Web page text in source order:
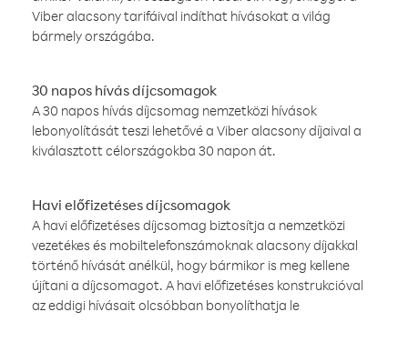
Viber alacsony tarifáival indíthat hívásokat a világ
bármely országába.
30 napos hívás díjcsomagok
A 30 napos hívás díjcsomag nemzetközi hívások
lebonyolítását teszi lehetővé a Viber alacsony díjaival a
kiválasztott célországokba 30 napon át.
Havi előfizetéses díjcsomagok
A havi előfizetéses díjcsomag biztosítja a nemzetközi
vezetékes és mobiltelefonszámoknak alacsony díjakkal
történő hívását anélkül, hogy bármikor is meg kellene
újítani a díjcsomagot. A havi előfizetéses konstrukcióval
az eddigi hívásait olcsóbban bonyolíthatja le